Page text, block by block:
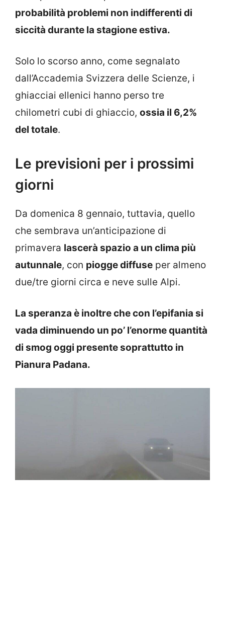
probabilità problemi non indifferenti di
siccità durante la stagione estiva.
Solo lo scorso anno, come segnalato
dall’Accademia Svizzera delle Scienze, i
ghiacciai ellenici hanno perso tre
chilometri cubi di ghiaccio, ossia il 6,2%
del totale.
Le previsioni per i prossimi
giorni
Da domenica 8 gennaio, tuttavia, quello
che sembrava un’anticipazione di
primavera lascerà spazio a un clima più
autunnale, con piogge diffuse per almeno
due/tre giorni circa e neve sulle Alpi.
La speranza è inoltre che con l’epifania si
vada diminuendo un po’ l’enorme quantità
di smog oggi presente soprattutto in
Pianura Padana.